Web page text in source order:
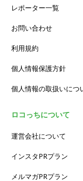
レポーター一覧
お問い合わせ
利用規約
個人情報保護方針
個人情報の取扱いにつ
ロコっちについて
運営会社について
インスタPRプラン
メルマガPRプラン